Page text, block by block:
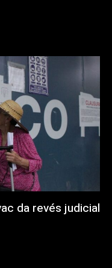
da revés judicial